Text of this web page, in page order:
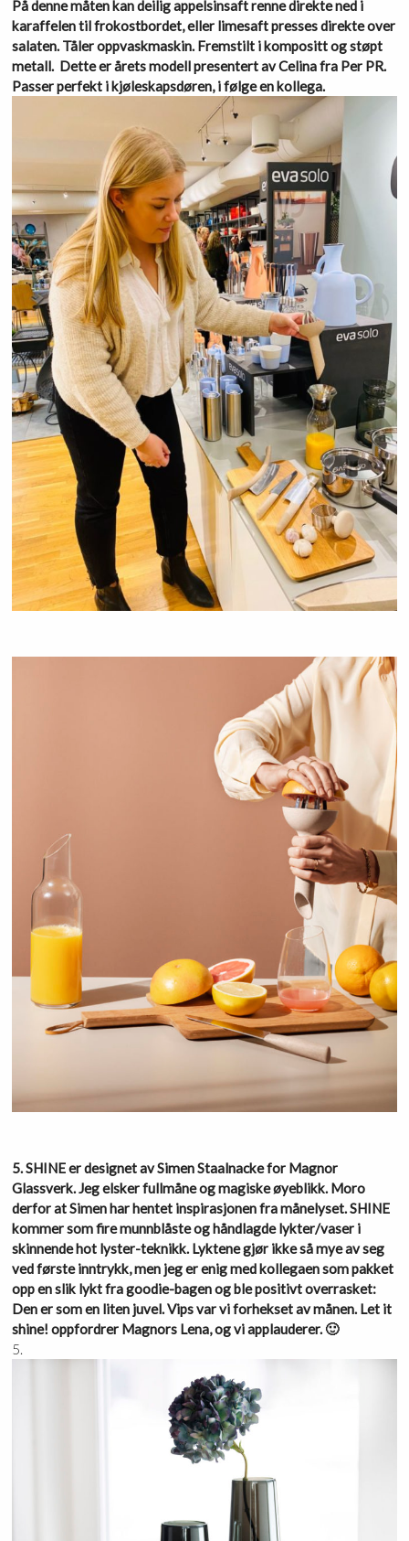
På denne måten kan deilig appelsinsaft renne direkte ned i
karaffelen til frokostbordet, eller limesaft presses direkte over
salaten. Tåler oppvaskmaskin. Fremstilt i kompositt og støpt
metall. Dette er årets modell presentert av Celina fra Per PR.
Passer perfekt i kjøleskapsdøren, i følge en kollega.
5.SHINEer designet av Simen Staalnacke for Magnor
Glassverk. Jeg elsker fullmåne og magiske øyeblikk. Moro
derfor at Simen har hentet inspirasjonen fra månelyset. SHINE
kommer som fire munnblåste og håndlagde lykter/vaser i
skinnende hot lyster-teknikk. Lyktene gjør ikke så mye av seg
ved første inntrykk, men jeg er enig med kollegaen som pakket
opp en slik lykt fra goodie-bagen og ble positivt overrasket:
Den er som en liten juvel. Vips var vi forhekset av månen. Let it
shine! oppfordrer Magnors Lena, og vi applauderer. 🙂
5.